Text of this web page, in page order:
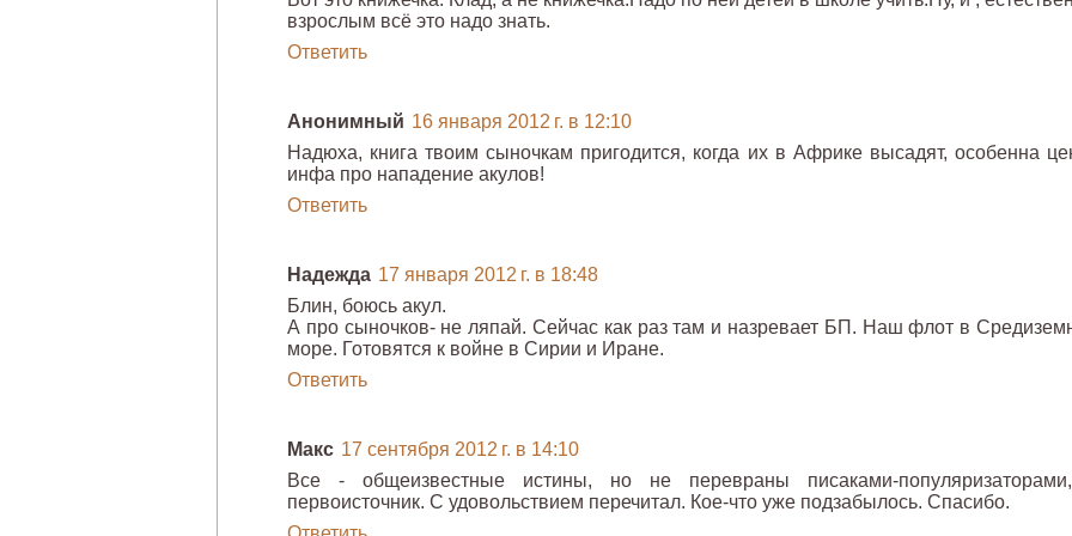
взрослым всё это надо знать.
Ответить
Анонимный 16 января 2012 г. в 12:10
Надюха, книга твоим сыночкам пригодится, когда их в Африке высадят, особенна
инфа про нападение акулов!
Ответить
Надежда 17 января 2012 г. в 18:48
Блин, боюсь акул.
А про сыночков- не ляпай. Сейчас как раз там и назревает БП. Наш флот в
море. Готовятся к войне в Сирии и Иране.
Ответить
Макс 17 сентября 2012 г. в 14:10
Все - общеизвестные истины, но не перевраны писаками-
первоисточник. С удовольствием перечитал. Кое-что уже подзабылось. Спасибо.